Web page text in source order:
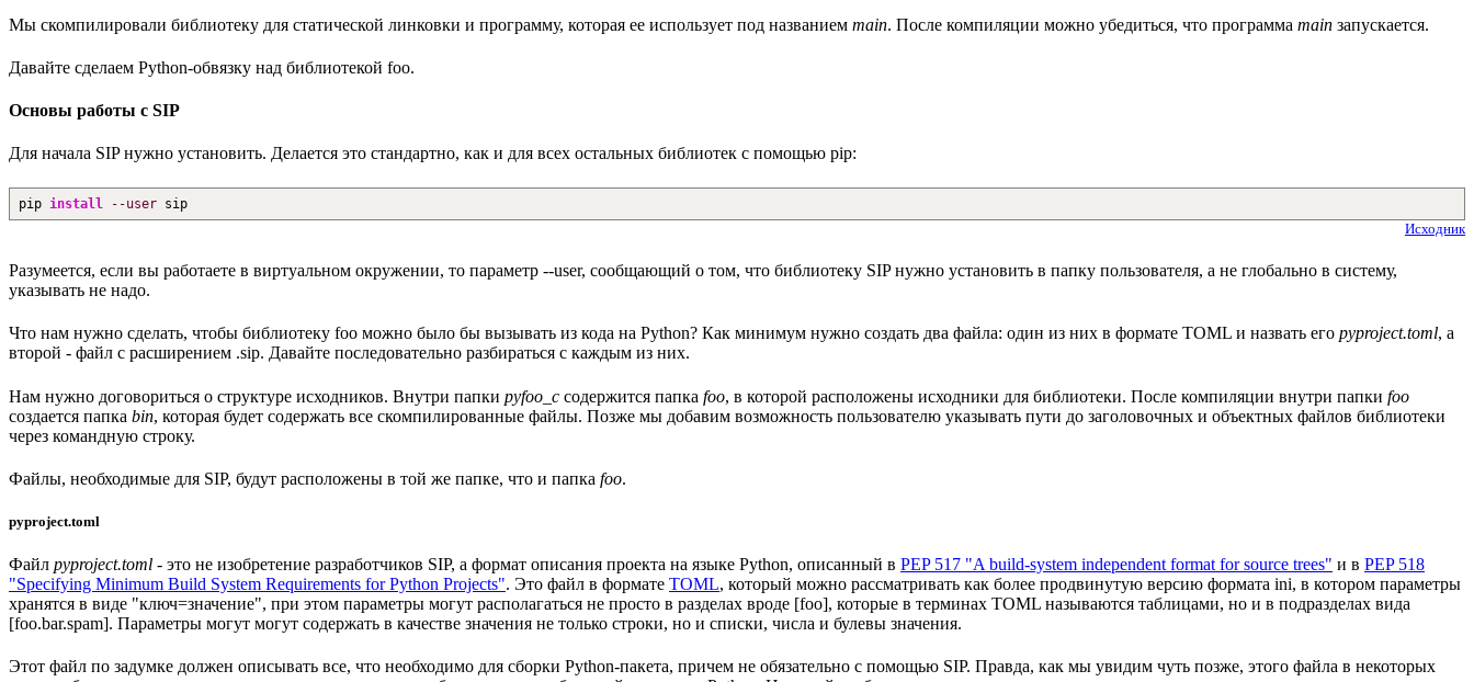
Мы скомпилировали библиотеку для статической линковки и программу, которая ее использует под названием main. После компиляции можно убедиться, что программа main запускается.
Давайте сделаем Python-обвязку над библиотекой foo.
Основы работы с SIP
Для начала SIP нужно установить. Делается это стандартно, как и для всех остальных библиотек с помощью pip:
pip install --user sip
Исходник
Разумеется, если вы работаете в виртуальном окружении, то параметр --user, сообщающий о том, что библиотеку SIP нужно установить в папку пользователя, а не глобально в систему,
указывать не надо.
Что нам нужно сделать, чтобы библиотеку foo можно было бы вызывать из кода на Python? Как минимум нужно создать два файла: один из них в формате TOML и назвать его pyproject.toml, а
второй - файл с расширением .sip. Давайте последовательно разбираться с каждым из них.
Нам нужно договориться о структуре исходников. Внутри папки pyfoo_c содержится папка foo, в которой расположены исходники для библиотеки. После компиляции внутри папки foo
создается папка bin, которая будет содержать все скомпилированные файлы. Позже мы добавим возможность пользователю указывать пути до заголовочных и объектных файлов библиотеки
через командную строку.
Файлы, необходимые для SIP, будут расположены в той же папке, что и папка foo.
pyproject.toml
Файл pyproject.toml - это не изобретение разработчиков SIP, а формат описания проекта на языке Python, описанный в PEP 517 "A build-system independent format for source trees" и в PEP 518
"Specifying Minimum Build System Requirements for Python Projects". Это файл в формате TOML, который можно рассматривать как более продвинутую версию формата ini, в котором параметры
хранятся в виде "ключ=значение", при этом параметры могут располагаться не просто в разделах вроде [foo], которые в терминах TOML называются таблицами, но и в подразделах вида
[foo.bar.spam]. Параметры могут могут содержать в качестве значения не только строки, но и списки, числа и булевы значения.
Этот файл по задумке должен описывать все, что необходимо для сборки Python-пакета, причем не обязательно с помощью SIP. Правда, как мы увидим чуть позже, этого файла в некоторых